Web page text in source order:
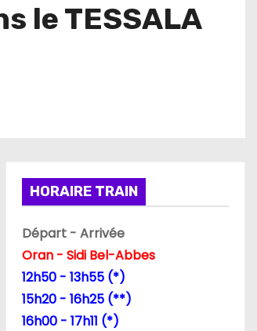
le TESSALA
HORAIRE TRAIN
Départ - Arrivée
Oran - Sidi Bel-Abbes
12h50 - 13h55 (*)
15h20 - 16h25 (**)
16h00 - 17h11 (*)